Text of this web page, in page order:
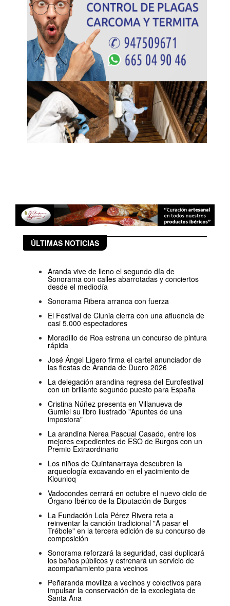
ÚLTIMAS NOTICIAS
Aranda vive de lleno el segundo día de
Sonorama con calles abarrotadas y conciertos
desde el mediodía
Sonorama Ribera arranca con fuerza
El Festival de Clunia cierra con una afluencia de
casi 5.000 espectadores
Moradillo de Roa estrena un concurso de pintura
rápida
José Ángel Ligero firma el cartel anunciador de
las fiestas de Aranda de Duero 2026
La delegación arandina regresa del Eurofestival
con un brillante segundo puesto para España
Cristina Núñez presenta en Villanueva de
Gumiel su libro ilustrado "Apuntes de una
impostora"
La arandina Nerea Pascual Casado, entre los
mejores expedientes de ESO de Burgos con un
Premio Extraordinario
Los niños de Quintanarraya descubren la
arqueología excavando en el yacimiento de
Klounioq
Vadocondes cerrará en octubre el nuevo ciclo de
Órgano Ibérico de la Diputación de Burgos
La Fundación Lola Pérez Rivera reta a
reinventar la canción tradicional "A pasar el
Trébole" en la tercera edición de su concurso de
composición
Sonorama reforzará la seguridad, casi duplicará
los baños públicos y estrenará un servicio de
acompañamiento para vecinos
Peñaranda moviliza a vecinos y colectivos para
impulsar la conservación de la excolegiata de
Santa Ana